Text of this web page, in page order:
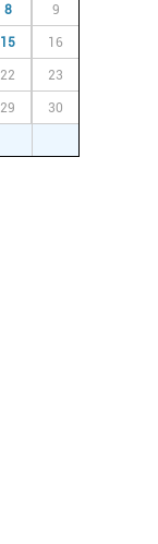
8 9
15 16
22 23
29 30